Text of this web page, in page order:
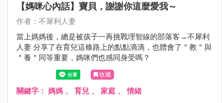
【媽咪心內話】寶貝，謝謝你這麼愛我～
作者：不犀利人妻
當上媽媽後，總是被孩子一再挑戰理智線的部落客→不犀利
人妻 分享了在育兒這條路上的點點滴滴，也體會了＂教＂與
＂養＂同等重要，媽咪們也感同身受嗎？
收藏
關鍵字： 媽媽 、 育兒 、 家庭 、情緒